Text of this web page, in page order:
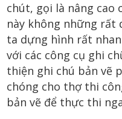
chút, gọi là nâng cao
này không những rất
ta dựng hình rất
với các công cụ ghi
thiện ghi chú bản vẽ
chóng cho thợ thi
bản vẽ để thực thi